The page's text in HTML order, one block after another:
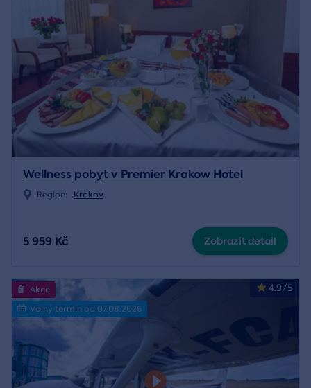
Wellness pobyt v Premier Krakow Hotel
Region: Krakov
5 959 Kč Zobrazit detail
4.9/5
Akce
Volný termín od 07.08.2026